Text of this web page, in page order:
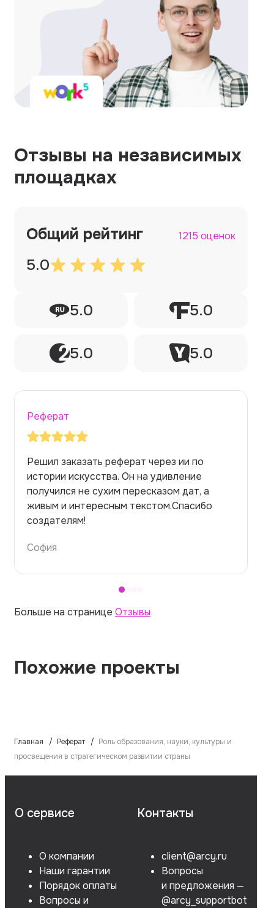
Отзывы на независимых
площадках
Общий рейтинг 1215 оценок
5.0
5.0 5.0
5.0 5.0
Реферат
Заказывала реферат с помощью нейросети
на медицинскую тему. Ожидала худшего,
но справилась. Термины использовала
правильно. Для быстрого ознакомления с
темой — идеально.
Алина
Больше на странице Отзывы
Похожие проекты
Главная Реферат
Роль образования, науки, культуры и
просвещения в стратегическом развитии страны
О сервисе
О компании
Наши гарантии
Порядок оплаты
Вопросы и
Контакты
client@arcy.ru
Вопросы
и предложения —
@arcy_supportbot